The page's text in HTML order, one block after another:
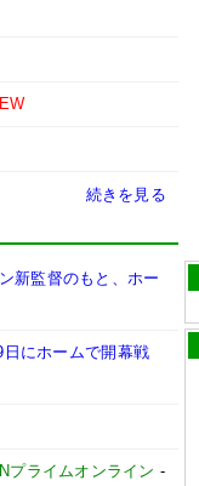
続きを見る
新監督のもと、ホー
にホームで開幕戦
プライムオンライン -